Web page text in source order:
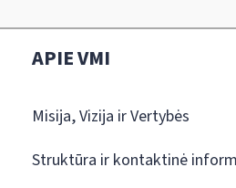
APIE VMI
Misija, Vizija ir Vertybės
Struktūra ir kontaktinė